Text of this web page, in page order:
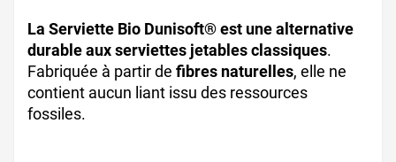
La Serviette Bio Dunisoft® est une alternative
durable aux serviettes jetables classiques.
Fabriquée à partir de fibres naturelles, elle ne
contient aucun liant issu des ressources
fossiles.